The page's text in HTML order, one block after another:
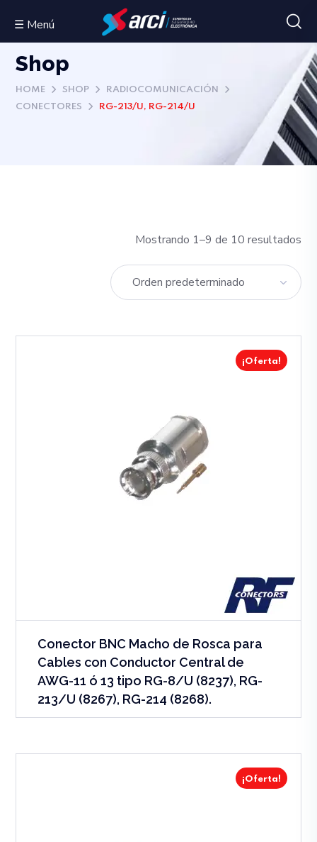
☰ Menú
Shop
HOME SHOP
RADIOCOMUNICACIÓN
CONECTORES
RG-213/U, RG-214/U
Mostrando 1–9 de 10 resultados
¡Oferta!
Conector BNC Macho de Rosca para
Cables con Conductor Central de
AWG-11 ó 13 tipo RG-8/U (8237), RG-
213/U (8267), RG-214 (8268).
¡Oferta!